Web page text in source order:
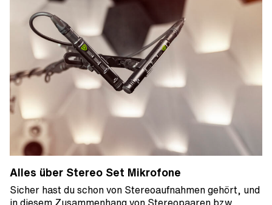
Alles über Stereo Set Mikrofone
Sicher hast du schon von Stereoaufnahmen gehört, und